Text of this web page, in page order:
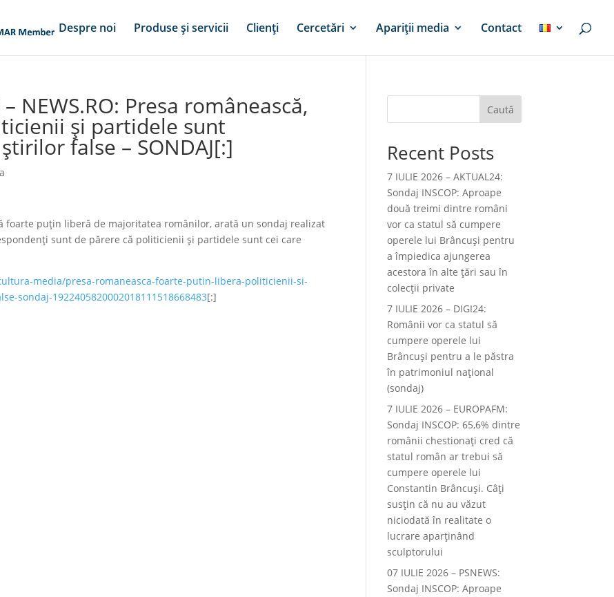
Despre noi Produse și servicii Clienți Cercetări Apariții media Contact
NEWS.RO: Presa românească,
şi partidele sunt
false – SONDAJ[:]
foarte puţin liberă de majoritatea românilor, arată un sondaj realizat
sunt de părere că politicienii şi partidele sunt cei care
media/presa-romaneasca-foarte-putin-libera-politicienii-si-
sondaj-1922405820002018111518668483[:]
Caută
Recent Posts
7 IULIE 2026 – AKTUAL24:
Sondaj INSCOP: Aproape
două treimi dintre români
vor ca statul să cumpere
operele lui Brâncuşi pentru
a împiedica ajungerea
acestora în alte ţări sau în
colecţii private
7 IULIE 2026 – DIGI24:
Românii vor ca statul să
cumpere operele lui
Brâncuși pentru a le păstra
în patrimoniul național
(sondaj)
7 IULIE 2026 – EUROPAFM:
Sondaj INSCOP: 65,6% dintre
românii chestionați cred că
statul român ar trebui să
cumpere operele lui
Constantin Brâncuși. Câți
susțin că nu au văzut
niciodată în realitate o
lucrare aparținând
sculptorului
07 IULIE 2026 – PSNEWS:
Sondaj INSCOP: Aproape